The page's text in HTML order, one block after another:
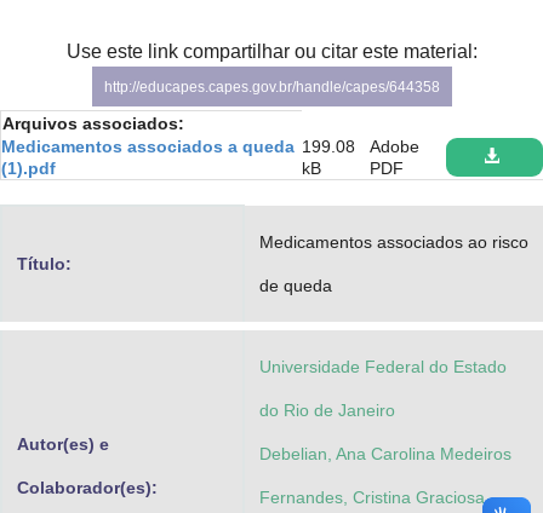
Secretaria-Geral
Secretaria de Governo
Gabinete de Segurança Institucional
Use este link compartilhar ou citar este material:
http://educapes.capes.gov.br/handle/capes/644358
Arquivos associados:
Medicamentos associados a queda
(1).pdf
199.08
kB
Adobe
PDF
Título:
Medicamentos associados ao risco
de queda
Autor(es) e
Colaborador(es):
Universidade Federal do Estado
do Rio de Janeiro
Debelian, Ana Carolina Medeiros
Fernandes, Cristina Graciosa